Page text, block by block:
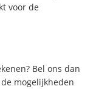
voor de
Bel ons dan
mogelijkheden